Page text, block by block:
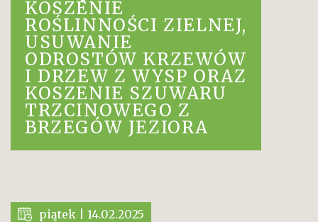
KOSZENIE
ROŚLINNOŚCI ZIELNEJ,
USUWANIE
ODROSTÓW KRZEWÓW
I DRZEW Z WYSP ORAZ
KOSZENIE SZUWARU
TRZCINOWEGO Z
BRZEGÓW JEZIORA
piątek | 14.02.2025